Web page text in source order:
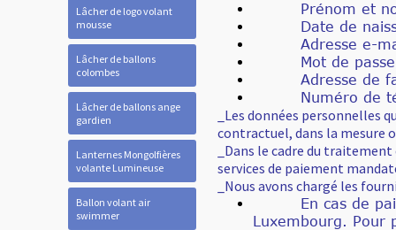
Lâcher de logo volant
mousse
Lâcher de ballons
colombes
Lâcher de ballons ange
gardien
Lanternes Mongolfières
volante Lumineuse
Ballon volant air
swimmer
Prénom et
Date de
Adresse e-
Mot de
Adresse de
Numéro de
_Les données
contractuel, dans la mesure
_Dans le cadre du
services de paiement
_Nous avons chargé les
En cas de
Luxembourg. Pour